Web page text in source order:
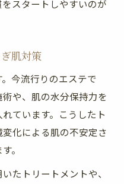
べき理由
ステ活用法
を育てる日常ケア
ティーで春の美肌予
スタートしやすいのが
肌対策
今流行りのエステで
や、肌の水分保持力を
ています。こうしたト
化による肌の不安定さ
。
たトリートメントや、